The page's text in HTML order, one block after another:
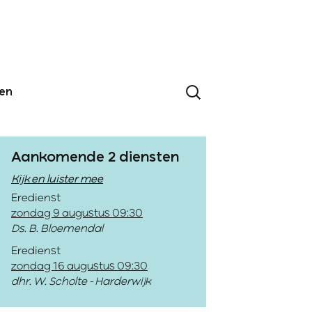
Aankomende 2 diensten
Kijk en luister mee
Eredienst
zondag 9 augustus 09:30
Ds. B. Bloemendal
Eredienst
zondag 16 augustus 09:30
dhr. W. Scholte - Harderwijk